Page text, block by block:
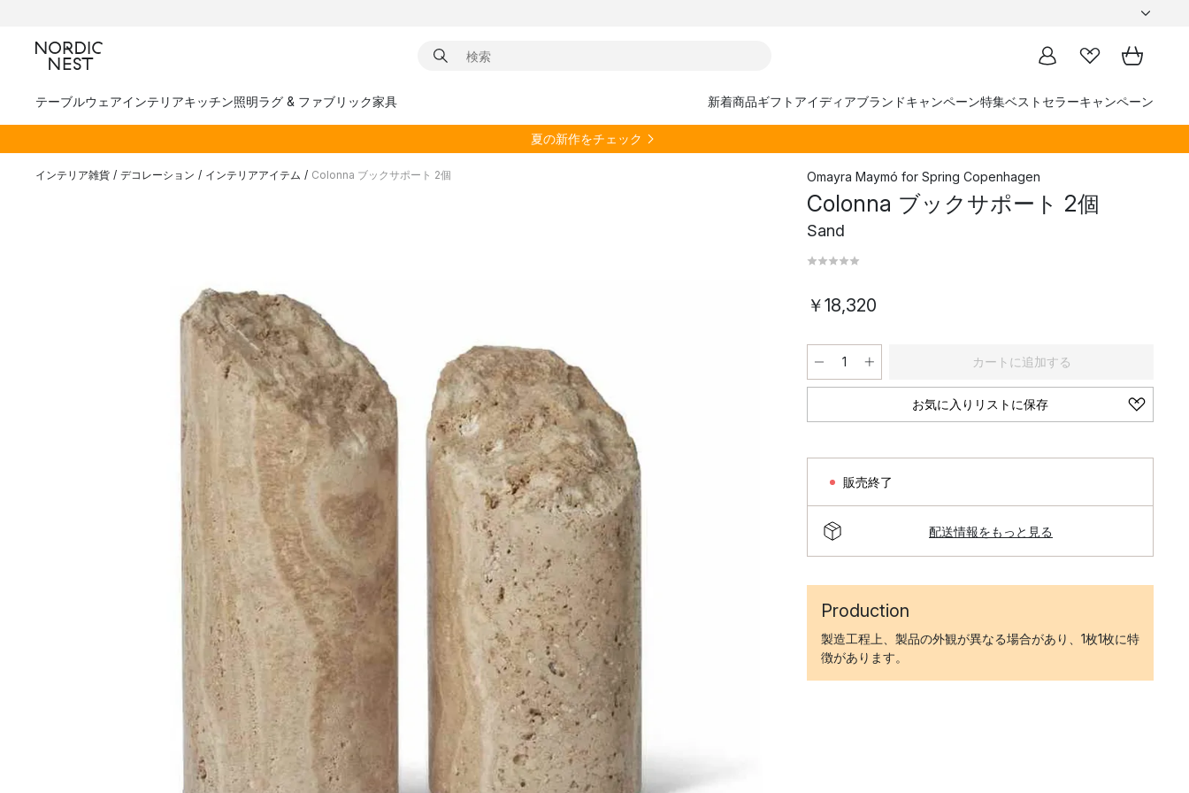
テーブルウェアインテリアキッチン照明ラグ & ファブリック家具 新着商品ギフトアイディアブランドキャンペーン特集ベストセラーキャンペーン
夏の新作をチェック
インテリア雑貨 / デコレーション / インテリアアイテム / Colonna ブックサポート 2個 Omayra Maymó for Spring Copenhagen
Colonna ブックサポート 2個
Sand
￥18,320
カートに追加する
お気に入りリストに保存
販売終了
配送情報をもっと見る
Production
製造工程上、製品の外観が異なる場合があり、1枚1枚に特
徴があります。